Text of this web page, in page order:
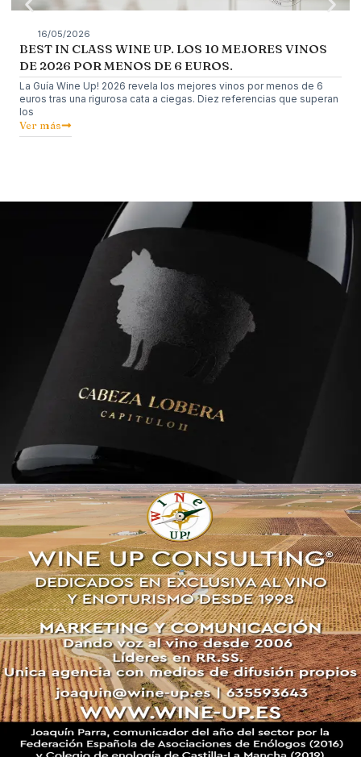
16/05/2026
BEST IN CLASS WINE UP. LOS 10 MEJORES VINOS
DE 2026 POR MENOS DE 6 EUROS.
La Guía Wine Up! 2026 revela los mejores vinos por menos de 6
euros tras una rigurosa cata a ciegas. Diez referencias que superan
los
Ver más